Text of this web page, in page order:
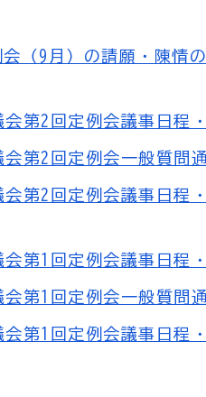
（9月）の請願・陳情
第2回定例会議事日程
第2回定例会一般質問
第2回定例会議事日程
第1回定例会議事日程
第1回定例会一般質問
第1回定例会議事日程